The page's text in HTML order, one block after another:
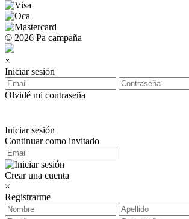
© 2026 Pa campaña
×
Iniciar sesión
Olvidé mi contraseña
Iniciar sesión
Continuar como invitado
Crear una cuenta
×
Registrarme